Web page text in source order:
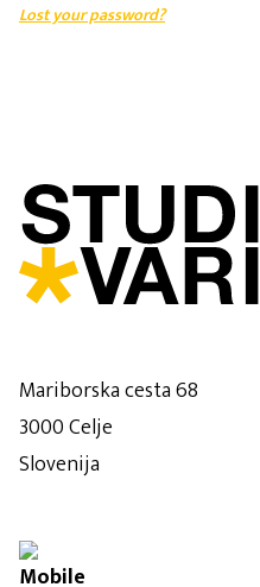
Lost your password?
Mariborska cesta 68
3000 Celje
Slovenija